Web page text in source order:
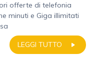
offerte di telefonia
minuti e Giga illimitati
LEGGI TUTTO